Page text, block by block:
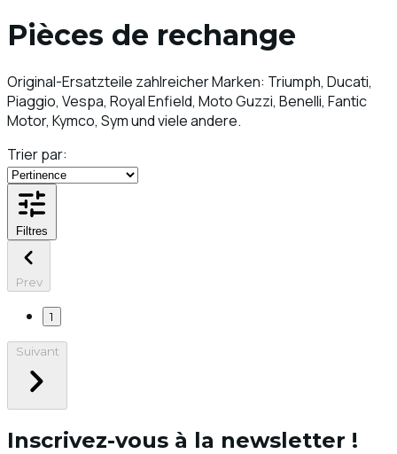
Pièces de rechange
Original-Ersatzteile zahlreicher Marken: Triumph, Ducati,
Piaggio, Vespa, Royal Enfield, Moto Guzzi, Benelli, Fantic
Motor, Kymco, Sym und viele andere.
Trier par:
Filtres
Prev
1
Inscrivez-vous à la newsletter !